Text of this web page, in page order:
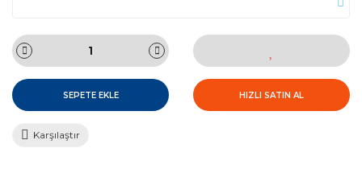
SEPETE EKLE HIZLI SATIN AL
Karşılaştır